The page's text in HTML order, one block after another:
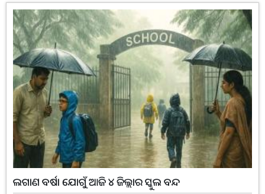
ଲଗାଣ ବର୍ଷା ଯୋଗୁଁ ଆଜି ୪ ଜିଲ୍ଲାର ସ୍କୁଲ ବନ୍ଦ